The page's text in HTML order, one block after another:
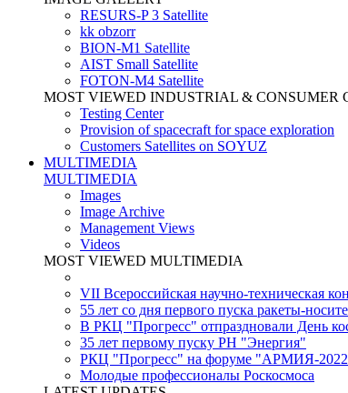
RESURS-P 3 Satellite
kk obzorr
BION-M1 Satellite
AIST Small Satellite
FOTON-M4 Satellite
MOST VIEWED INDUSTRIAL & CONSUMER
Testing Center
Provision of spacecraft for space exploration
Customers Satellites on SOYUZ
MULTIMEDIA
MULTIMEDIA
Images
Image Archive
Management Views
Videos
MOST VIEWED MULTIMEDIA
VII Всероссийская научно-техническая
55 лет со дня первого пуска ракеты-
В РКЦ "Прогресс" отпраздновали День
35 лет первому пуску РН "Энергия"
РКЦ "Прогресс" на форуме "АРМИЯ-
Молодые профессионалы Роскосмоса